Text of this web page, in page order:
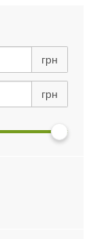
грн
грн